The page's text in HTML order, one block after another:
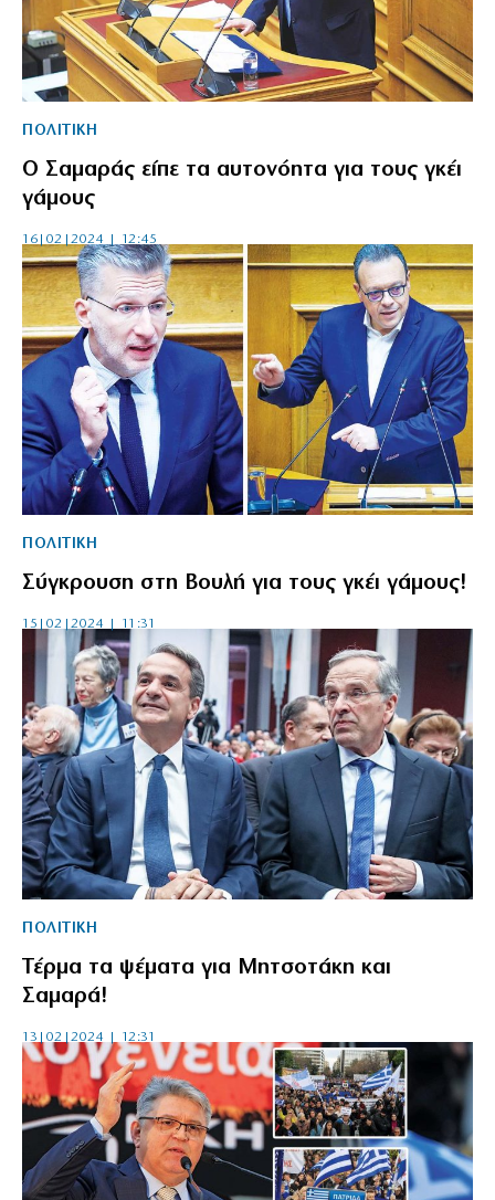
ΠΟΛΙΤΙΚΗ
Ο Σαμαράς είπε τα αυτονόητα για τους γκέι
γάμους
16|02|2024 | 12:45
ΠΟΛΙΤΙΚΗ
Σύγκρουση στη Βουλή για τους γκέι γάμους!
15|02|2024 | 11:31
ΠΟΛΙΤΙΚΗ
Τέρμα τα ψέματα για Μητσοτάκη και
Σαμαρά!
13|02|2024 | 12:31